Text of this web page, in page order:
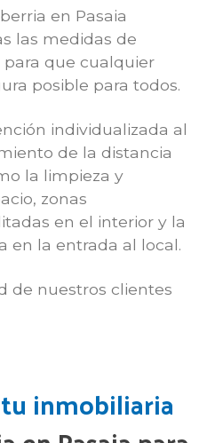
en Pasaia
las medidas de
que cualquier
posible para todos.
individualizada al
de la distancia
la limpieza y
zonas
en el interior y la
en la entrada al local.
de nuestros clientes
inmobiliaria